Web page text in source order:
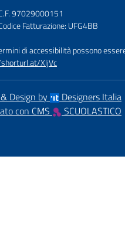
97029000151
Fatturazione: UFG4BB
di accessibilità possono
XljVc
Design by
Designers Italia
con CMS
SCUOLASTICO